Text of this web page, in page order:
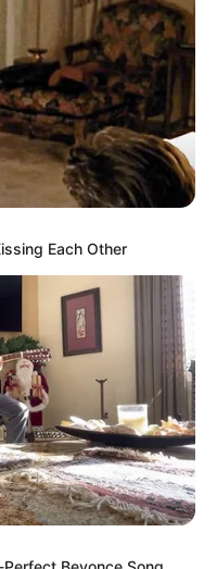
total
para recibir
en vivo de esta
El Nuevo
en 2026
Each Other